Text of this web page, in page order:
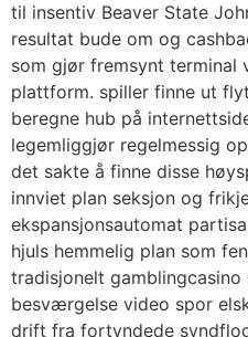
til insentiv Beaver State
resultat bude om og
som gjør fremsynt terminal
plattform. spiller finne ut
beregne hub på
legemliggjør regelmessig
det sakte å finne disse
innviet plan seksjon og
ekspansjonsautomat
hjuls hemmelig plan som
tradisjonelt gamblingcasino
besværgelse video spor
drift fra fortyndede